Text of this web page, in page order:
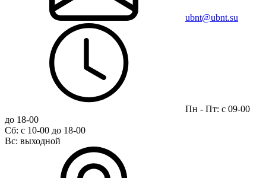
ubnt@ubnt.su
Пн - Пт: с 09-00
до 18-00
Сб: с 10-00 до 18-00
Вс: выходной